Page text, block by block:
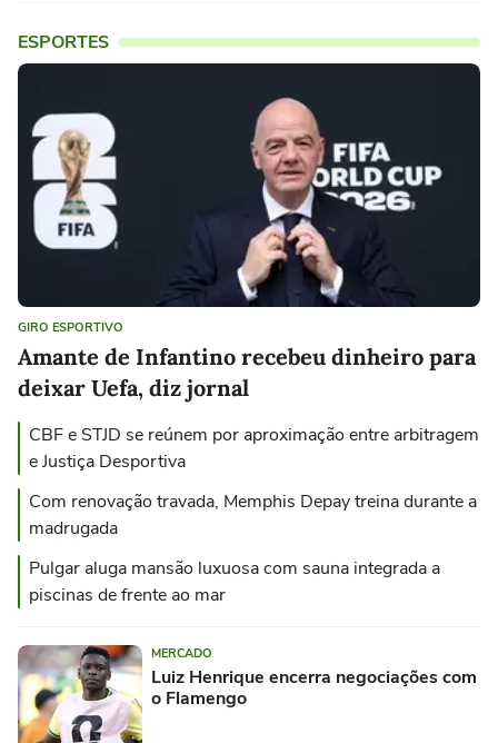
ESPORTES
GIRO ESPORTIVO
Amante de Infantino recebeu dinheiro para
deixar Uefa, diz jornal
CBF e STJD se reúnem por aproximação entre arbitragem
e Justiça Desportiva
Com renovação travada, Memphis Depay treina durante a
madrugada
Pulgar aluga mansão luxuosa com sauna integrada a
piscinas de frente ao mar
MERCADO
Luiz Henrique encerra negociações com
o Flamengo